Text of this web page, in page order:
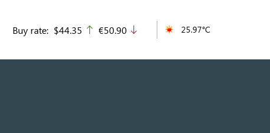
Buy rate: $44.35 up
€50.90 25.97°C